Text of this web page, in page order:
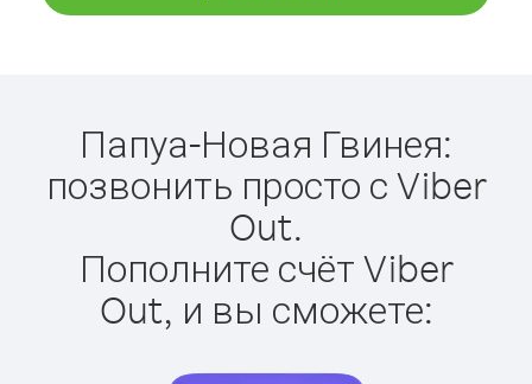
Папуа-Новая Гвинея:
позвонить просто с Viber
Out.
Пополните счёт Viber
Out, и вы сможете: